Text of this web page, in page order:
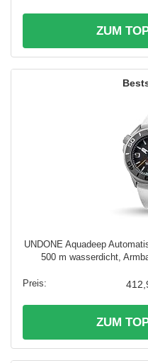
ZUM
UNDONE Aquadeep
500 m wasserdicht,
ZUM